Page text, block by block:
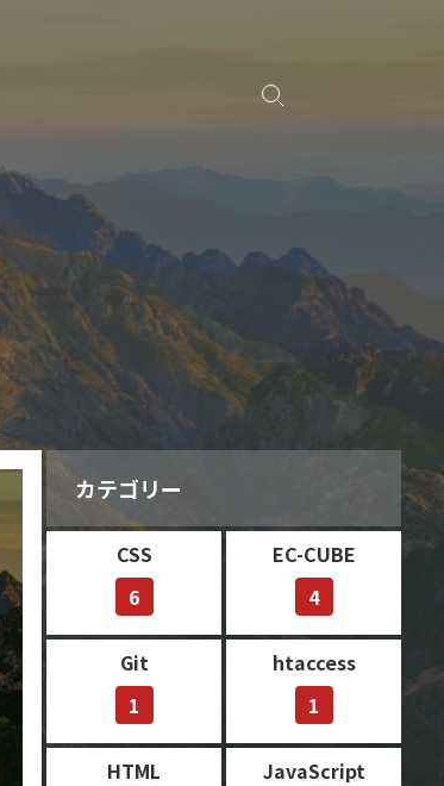
カテゴリー
CSS
6
EC-CUBE
4
Git
1
htaccess
1
HTML
JavaScript